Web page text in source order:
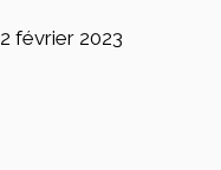
2 février 2023